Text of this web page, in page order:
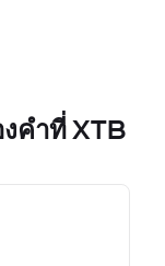
คำที่ XTB